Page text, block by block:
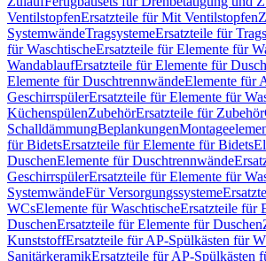
VentilstopfenErsatzteile für Mit Ventilstopfen
SystemwändeTragsystemeErsatzteile für
für WaschtischeErsatzteile für Elemente für
WandablaufErsatzteile für Elemente für
Elemente für DuschtrennwändeElemente für
GeschirrspülerErsatzteile für Elemente für
KüchenspülenZubehörErsatzteile für Zubehör
SchalldämmungBeplankungen
für BidetsErsatzteile für Elemente für Bidets
DuschenElemente für Duschtrennwände
GeschirrspülerErsatzteile für Elemente für
SystemwändeFür Versorgungssysteme
WCsElemente für WaschtischeErsatzteile für
DuschenErsatzteile für Elemente für Duschen
KunststoffErsatzteile für AP-Spülkästen für
SanitärkeramikErsatzteile für AP-Spülkästen